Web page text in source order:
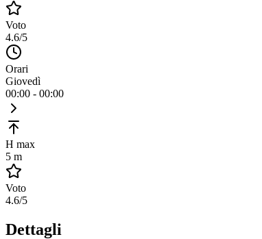
Voto
4.6/5
Orari
Giovedì
00:00 - 00:00
H max
5 m
Voto
4.6/5
Dettagli